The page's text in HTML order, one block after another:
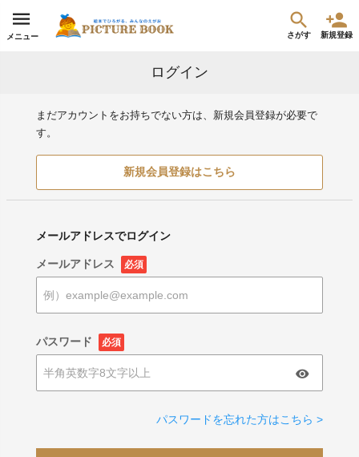
メニュー さがす 新規登録
ログイン
まだアカウントをお持ちでない方は、新規会員登録が必要で
す。
新規会員登録はこちら
メールアドレスでログイン
メールアドレス 必須
パスワード 必須
パスワードを忘れた方はこちら >